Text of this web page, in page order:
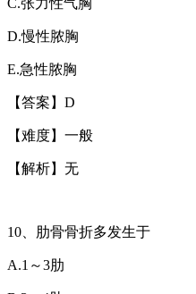
C.张力性气胸
D.慢性脓胸
E.急性脓胸
【答案】 D
【难度】一般
【解析】无
10 、肋骨骨折多发生于
A.1 ～3肋